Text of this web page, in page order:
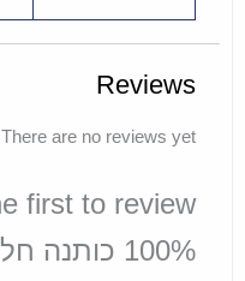
Reviews
There are no reviews yet.